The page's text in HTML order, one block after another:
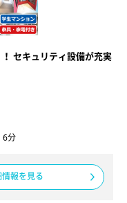
セキュリティ設備が充実
分
報を見る